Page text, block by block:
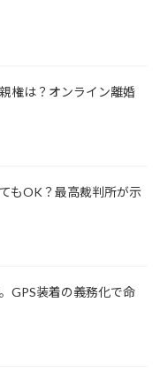
権は？オンライン離婚
もOK？最高裁判所が示
GPS装着の義務化で命